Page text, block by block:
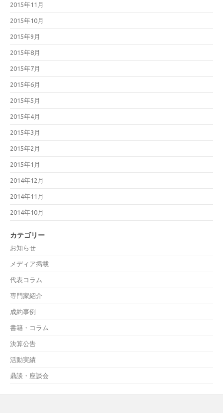
2015年11月
2015年10月
2015年9月
2015年8月
2015年7月
2015年6月
2015年5月
2015年4月
2015年3月
2015年2月
2015年1月
2014年12月
2014年11月
2014年10月
カテゴリー
お知らせ
メディア掲載
代表コラム
専門家紹介
成約事例
書籍・コラム
決算公告
活動実績
鼎談・座談会